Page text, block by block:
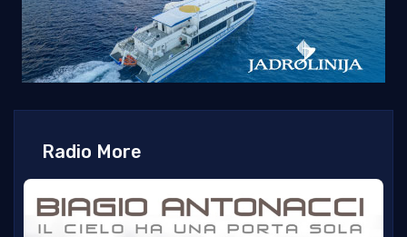
Radio More